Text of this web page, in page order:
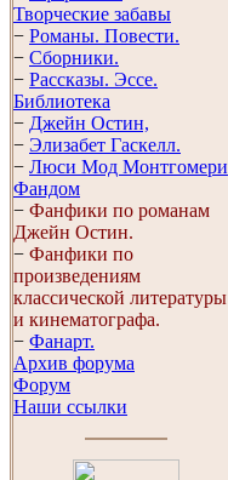
Творческие забавы
− Романы. Повести.
− Сборники.
− Рассказы. Эссe.
Библиотека
− Джейн Остин,
− Элизабет Гaскелл.
− Люси Мод Монтгомери
Фандом
− Фанфики по романам
Джейн Остин.
− Фанфики по
произведениям
классической литературы
и кинематографа.
− Фанарт.
Архив форума
Форум
Наши ссылки